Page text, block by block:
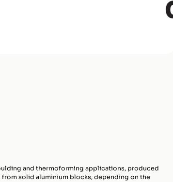
and thermoforming applications, produced
solid aluminium blocks, depending on the